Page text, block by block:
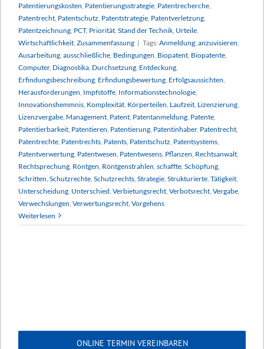
Patentierungskosten Patentierungsstrategie Patentrecherche
Patentrecht Patentschutz Patentstrategie Patentverletzung
Patentzeichnung PCT, Priorität Stand der Technik Urteile
Wirtschaftlichkeit Zusammenfassung | Tags: Anmeldung anzuvisieren
Ausarbeitung ausschließliche Bedingungen Biopatent Biopatente
Computer, Diagnostika Durchsetzung Entdeckung
Erfindungsbeschreibung Erfindungsbewertung Erfolgsaussichten
Herausforderungen Impfstoffe Informationstechnologie
Innovationshemmnis Komplexität Körperteilen Laufzeit Lizenzierung
Lizenzvergabe Management Patent Patentanmeldung Patente
Patentierbarkeit Patentieren Patentierung Patentinhaber, Patentrecht
Patentrechte Patentrechts Patents Patentschutz Patentsystems
Patentverwertung Patentwesen Patentwesens Pflanzen Rechtsanwalt
Rechtsprechung Röntgen Röntgenstrahlen schaffte Schöpfung
Schritten Schutzrechte Schutzrechts Strategie Strukturierte Tätigkeit
Unterscheidung Unterschied Verbietungsrecht Verbotsrecht Vergabe
Verwechslungen Verwertungsrecht Vorgehens
Weiterlesen
ONLINE TERMIN VEREINBAREN